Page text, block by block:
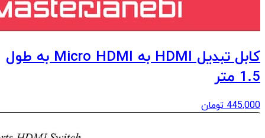
کابل تبدیل HDMI به Micro HDMI به طول
1.5 متر
445,000 تومان